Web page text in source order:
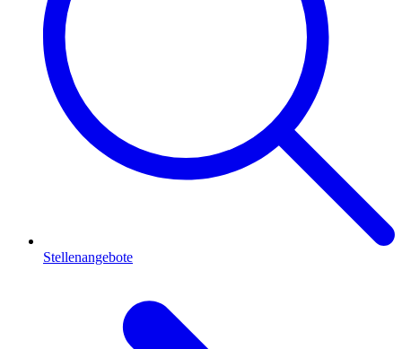
Stellenangebote